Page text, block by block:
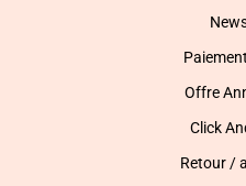
Offre
Click
Retour /